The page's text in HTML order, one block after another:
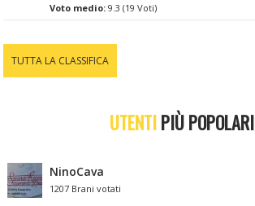
Voto medio:9.3 (19 Voti)
TUTTA LA CLASSIFICA
UTENTIPIÙ POPOLARI
NinoCava
1207 Brani votati